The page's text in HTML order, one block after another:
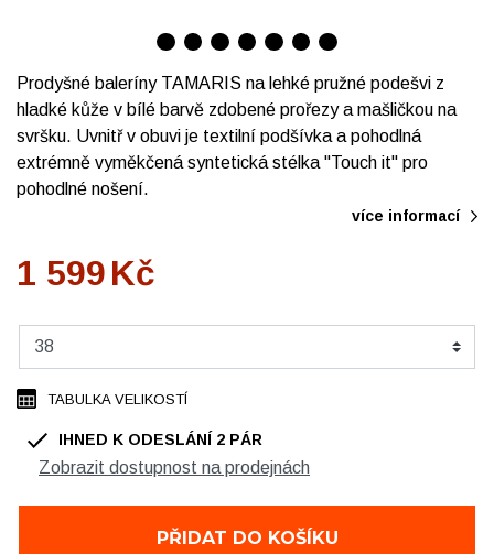
Prodyšné baleríny TAMARIS na lehké pružné podešvi z
hladké kůže v bílé barvě zdobené prořezy a mašličkou na
svršku. Uvnitř v obuvi je textilní podšívka a pohodlná
extrémně vyměkčená syntetická stélka "Touch it" pro
pohodlné nošení.
více informací
1 599Kč
PŘIDAT DO KOŠÍKU
IHNED K ODESLÁNÍ 2 PÁR
Zobrazit dostupnost na prodejnách
OBUV Ždár, OC Convent
TABULKA VELIKOSTÍ